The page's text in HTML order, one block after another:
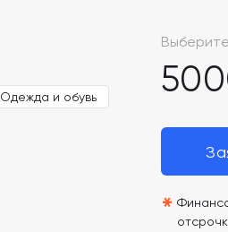
Одежда и обувь
*